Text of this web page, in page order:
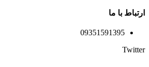
ارتباط با ما
09351591395
Twitter